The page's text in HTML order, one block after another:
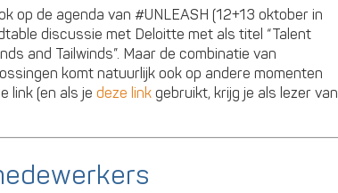
op de agenda van #UNLEASH (12+13 oktober in
discussie met Deloitte met als titel “Talent
and Tailwinds”. Maar de combinatie van
komt natuurlijk ook op andere momenten
link (en als je deze link gebruikt, krijg je als lezer van